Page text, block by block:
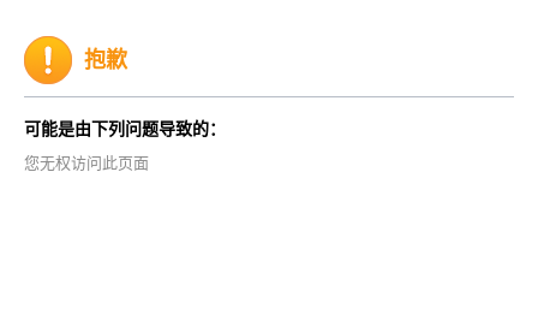
抱歉
可能是由下列问题导致的：
您无权访问此页面